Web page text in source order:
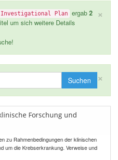
×
Investigational Plan ergab 2
um sich weitere Details
×
Suchen
Forschung und
zu Rahmenbedingungen der klinischen
um die Krebserkrankung. Verweise und